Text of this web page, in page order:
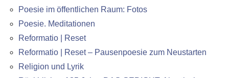
Poesie im öffentlichen Raum: Fotos
Poesie. Meditationen
Reformatio | Reset
Reformatio | Reset – Pausenpoesie zum Neustarten
Religion und Lyrik